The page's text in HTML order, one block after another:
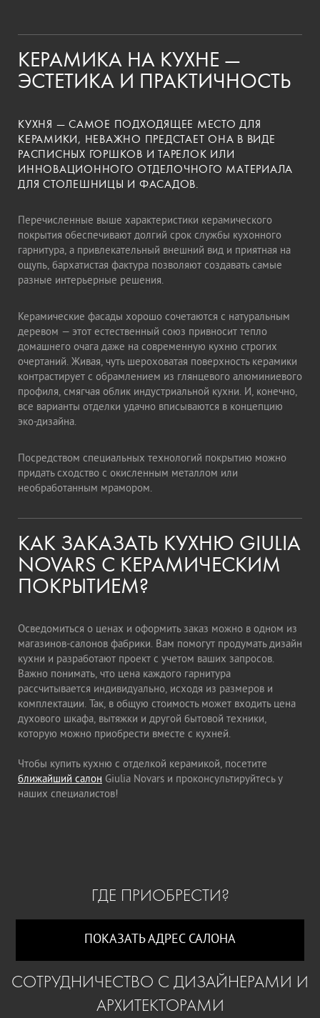
КЕРАМИКА НА КУХНЕ —
ЭСТЕТИКА И ПРАКТИЧНОСТЬ
КУХНЯ — САМОЕ ПОДХОДЯЩЕЕ МЕСТО ДЛЯ
КЕРАМИКИ, НЕВАЖНО ПРЕДСТАЕТ ОНА В ВИДЕ
РАСПИСНЫХ ГОРШКОВ И ТАРЕЛОК ИЛИ
ИННОВАЦИОННОГО ОТДЕЛОЧНОГО МАТЕРИАЛА
ДЛЯ СТОЛЕШНИЦЫ И ФАСАДОВ.
Перечисленные выше характеристики керамического
покрытия обеспечивают долгий срок службы кухонного
гарнитура, а привлекательный внешний вид и приятная на
ощупь, бархатистая фактура позволяют создавать самые
разные интерьерные решения.
Керамические фасады хорошо сочетаются с натуральным
деревом — этот естественный союз привносит тепло
домашнего очага даже на современную кухню строгих
очертаний. Живая, чуть шероховатая поверхность керамики
контрастирует с обрамлением из глянцевого алюминиевого
профиля, смягчая облик индустриальной кухни. И, конечно,
все варианты отделки удачно вписываются в концепцию
эко-дизайна.
Посредством специальных технологий покрытию можно
придать сходство с окисленным металлом или
необработанным мрамором.
КАК ЗАКАЗАТЬ КУХНЮ GIULIA
NOVARS С КЕРАМИЧЕСКИМ
ПОКРЫТИЕМ?
Осведомиться о ценах и оформить заказ можно в одном из
магазинов-салонов фабрики. Вам помогут продумать дизайн
кухни и разработают проект с учетом ваших запросов.
Важно понимать, что цена каждого гарнитура
рассчитывается индивидуально, исходя из размеров и
комплектации. Так, в общую стоимость может входить цена
духового шкафа, вытяжки и другой бытовой техники,
которую можно приобрести вместе с кухней.
Чтобы купить кухню с отделкой керамикой, посетите
ближайший салон Giulia Novars и проконсультируйтесь у
наших специалистов!
ГДЕ ПРИОБРЕСТИ?
ПОКАЗАТЬ АДРЕС САЛОНА
СОТРУДНИЧЕСТВО С ДИЗАЙНЕРАМИ И
АРХИТЕКТОРАМИ